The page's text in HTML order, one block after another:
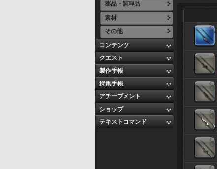
薬品・調理品
素材
その他
コンテンツ
クエスト
製作手帳
採集手帳
アチーブメント
ショップ
テキストコマンド